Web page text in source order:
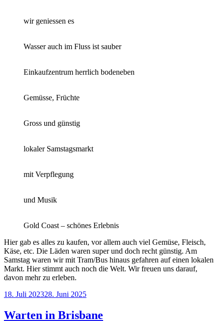
wir geniessen es
Wasser auch im Fluss ist sauber
Einkaufzentrum herrlich bodeneben
Gemüsse, Früchte
Gross und günstig
lokaler Samstagsmarkt
mit Verpflegung
und Musik
Gold Coast – schönes Erlebnis
Hier gab es alles zu kaufen, vor allem auch viel Gemüse, Fleisch,
Käse, etc. Die Läden waren super und doch recht günstig. Am
Samstag waren wir mit Tram/Bus hinaus gefahren auf einen lokalen
Markt. Hier stimmt auch noch die Welt. Wir freuen uns darauf,
davon mehr zu erleben.
Veröffentlicht
18. Juli 202328. Juni 2025
Warten in Brisbane